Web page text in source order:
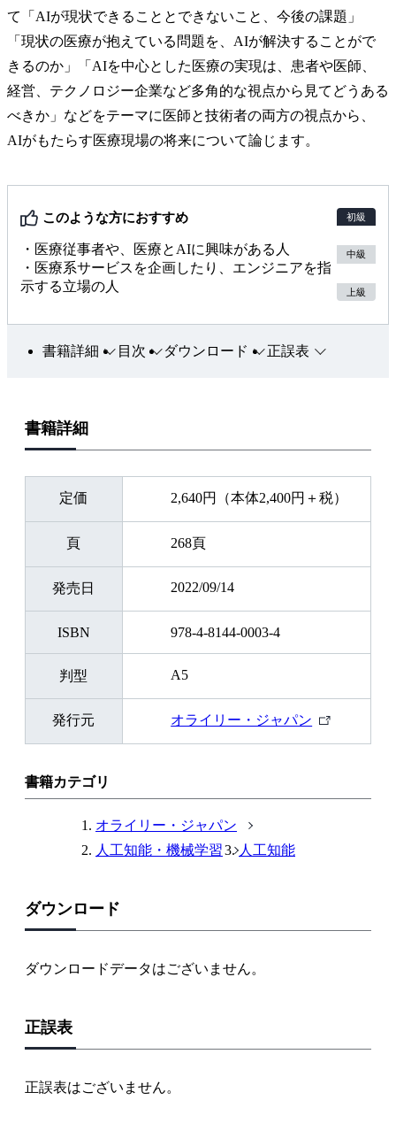
て「AIが現状できることとできないこと、今後の課題」
「現状の医療が抱えている問題を、AIが解決することがで
きるのか」「AIを中心とした医療の実現は、患者や医師、
経営、テクノロジー企業など多角的な視点から見てどうある
べきか」などをテーマに医師と技術者の両方の視点から、
AIがもたらす医療現場の将来について論じます。
このような方におすすめ
・医療従事者や、医療とAIに興味がある人
・医療系サービスを企画したり、エンジニアを指
示する立場の人
初級
中級
上級
書籍詳細 目次 ダウンロード 正誤表
書籍詳細
定価 2,640円（本体2,400円＋税）
頁 268頁
発売日 2022/09/14
ISBN 978-4-8144-0003-4
判型 A5
発行元 オライリー・ジャパン
外
書籍カテゴリ
オライリー・ジャパン
人工知能・機械学習
人工知能
ダウンロード
ダウンロードデータはございません。
正誤表
正誤表はございません。